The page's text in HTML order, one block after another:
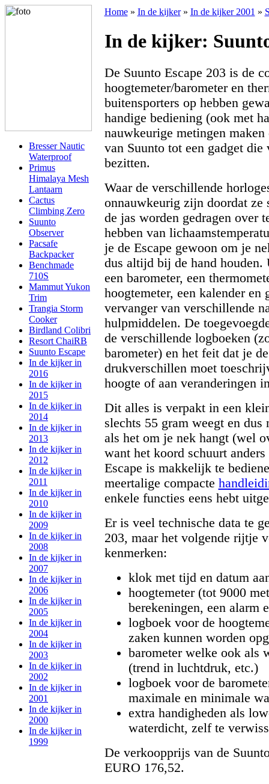
Bresser Nautic
Waterproof
Primus
Himalaya Mesh
Lantaarn
Cactus
Climbing Zero
Suunto
Observer
Pacsafe
Backpacker
Benchmade
710S
Mammut Yukon
Trim
Trangia Storm
Cooker
Birdland Colibri
Resort ChaiRB
Suunto Escape
In de kijker in
2016
In de kijker in
2015
In de kijker in
2014
In de kijker in
2013
In de kijker in
2012
In de kijker in
2011
In de kijker in
2010
In de kijker in
2009
In de kijker in
2008
In de kijker in
2007
In de kijker in
2006
In de kijker in
2005
In de kijker in
2004
In de kijker in
2003
In de kijker in
2002
In de kijker in
2001
In de kijker in
2000
In de kijker in
1999
Home» In de kijker» In de kijker 2001 »
In de kijker:
De Suunto Escape 203 is de
hoogtemeter/barometer en
buitensporters op hebben
handige bediening (ook met
nauwkeurige metingen
van Suunto tot een gadget
bezitten.
Waar de verschillende
onnauwkeurig zijn doordat ze
de jas worden gedragen over
hebben van
je de Escape gewoon om je
dus altijd bij de hand houden.
een barometer, een
hoogtemeter, een kalender
vervanger van verschillende
hulpmiddelen. De
de verschillende logboeken
barometer) en het feit dat je
drukverschillen moet
hoogte of aan veranderingen
Dit alles is verpakt in een
slechts 55 gram weegt en
als het om je nek hangt (wel
want het koord schuurt
Escape is makkelijk te
meertalige compacte
enkele functies eens hebt
Er is veel technische data te
203, maar het volgende rijtje
kenmerken:
klok met tijd en datum
hoogtemeter (tot 9000
berekeningen, een alarm
logboek voor de
zaken kunnen worden
barometer welke ook als
(trend in luchtdruk, etc.)
logboek voor de
maximale en minimale
extra handigheden als
waterdicht, zelf te
De verkoopprijs van de
EURO 176,52.